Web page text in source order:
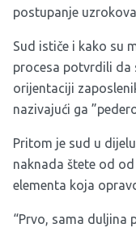
postupanje
Sud ističe i kako su
procesa potvrdili da
orijentaciji
nazivajući ga
Pritom je sud u
naknada štete od
elementa koja
“Prvo, sama duljina